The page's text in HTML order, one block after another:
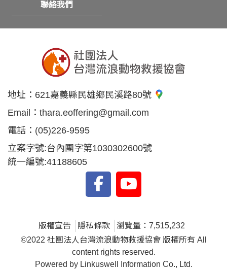
聯絡我們
地址： 621嘉義縣民雄鄉民溪路80號
Email： thara.eoffering@gmail.com
電話： (05)226-9595
立案字號:台內團字第1030302600號
統一編號:41188605
版權宣告 隱私條款
瀏覽量：7,515,232
©2022 社團法人台灣流浪動物救援協會 版權所有 All
content rights reserved.
Powered by Linkuswell Information Co., Ltd.